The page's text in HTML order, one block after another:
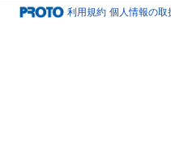
利用規約 個人情報の取